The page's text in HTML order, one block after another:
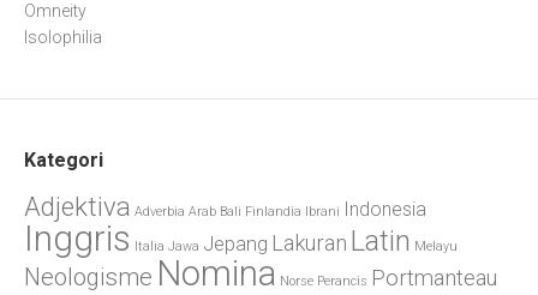
Omneity
Isolophilia
Kategori
Adjektiva Adverbia Arab Bali Finlandia Ibrani Indonesia
Inggris Italia Jawa Jepang Lakuran Latin Melayu
Neologisme Nomina Norse Perancis Portmanteau